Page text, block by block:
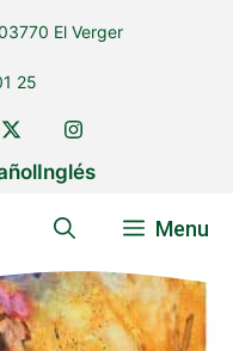
El Verger
25
Inglés
Menu